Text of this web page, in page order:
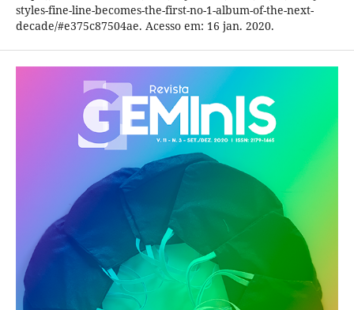
styles-fine-line-becomes-the-first-no-1-album-of-the-next-
decade/#e375c87504ae. Acesso em: 16 jan. 2020.